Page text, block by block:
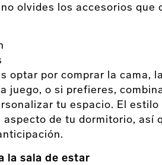
olvides los accesorios que
optar por comprar la cama,
juego, o si prefieres,
tu espacio. El
aspecto de tu dormitorio, así
la sala de estar